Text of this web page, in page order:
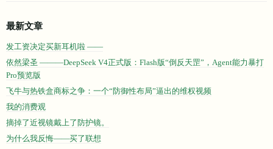
最新文章
发工资决定买新耳机啦 ——
依然梁圣 ———DeepSeek V4正式版：Flash版“倒反天罡”，Agent能力暴打
Pro预览版
飞牛与热铁盒商标之争：一个“防御性布局”逼出的维权视频
我的消费观
摘掉了近视镜戴上了防护镜。
为什么我反悔——买了联想